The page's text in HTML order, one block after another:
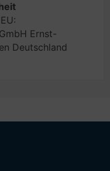
Ernst-
Deutschland